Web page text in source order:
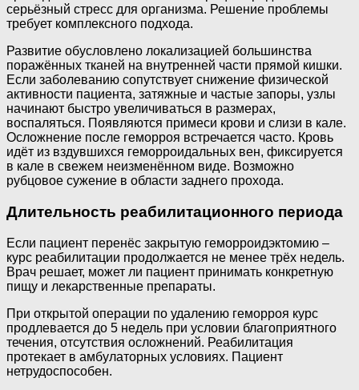
серьёзный стресс для организма. Решение проблемы
требует комплексного подхода.
Развитие обусловлено локализацией большинства
поражённых тканей на внутренней части прямой кишки.
Если заболеванию сопутствует снижение физической
активности пациента, затяжные и частые запоры, узлы
начинают быстро увеличиваться в размерах,
воспаляться. Появляются примеси крови и слизи в кале.
Осложнение после геморроя встречается часто. Кровь
идёт из вздувшихся геморроидальных вен, фиксируется
в кале в свежем неизменённом виде. Возможно
рубцовое сужение в области заднего прохода.
Длительность реабилитационного периода
Если пациент перенёс закрытую геморроидэктомию –
курс реабилитации продолжается не менее трёх недель.
Врач решает, может ли пациент принимать конкретную
пищу и лекарственные препараты.
При открытой операции по удалению геморроя курс
продлевается до 5 недель при условии благоприятного
течения, отсутствия осложнений. Реабилитация
протекает в амбулаторных условиях. Пациент
нетрудоспособен.